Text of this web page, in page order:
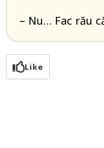
– Nu… Fac rău
Like